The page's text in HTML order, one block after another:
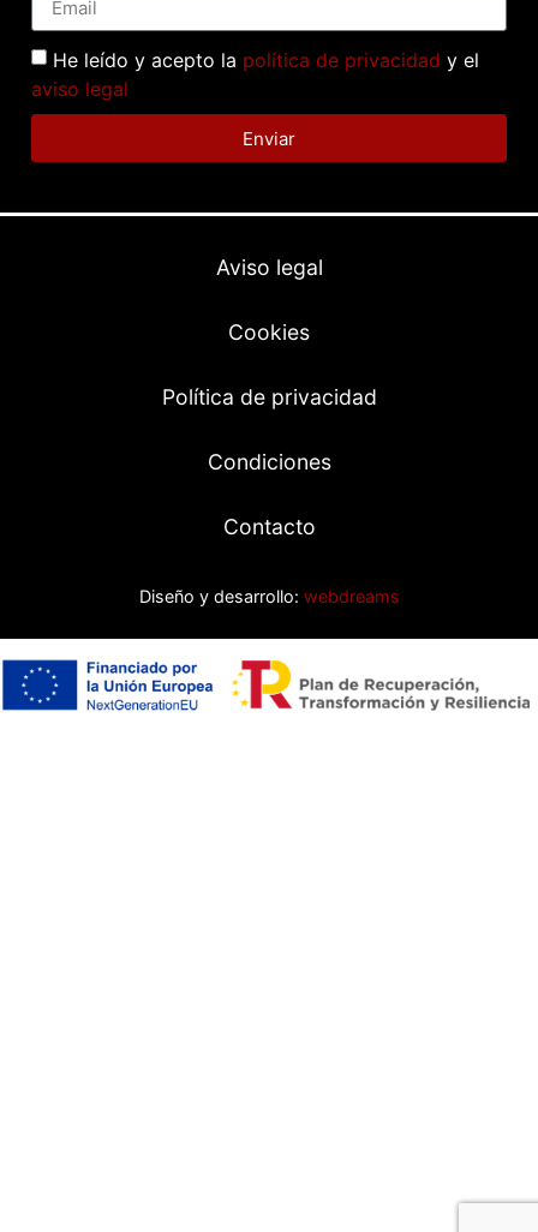
He leído y acepto la política de privacidad y el
aviso legal
Enviar
Aviso legal
Cookies
Política de privacidad
Condiciones
Contacto
Diseño y desarrollo: webdreams